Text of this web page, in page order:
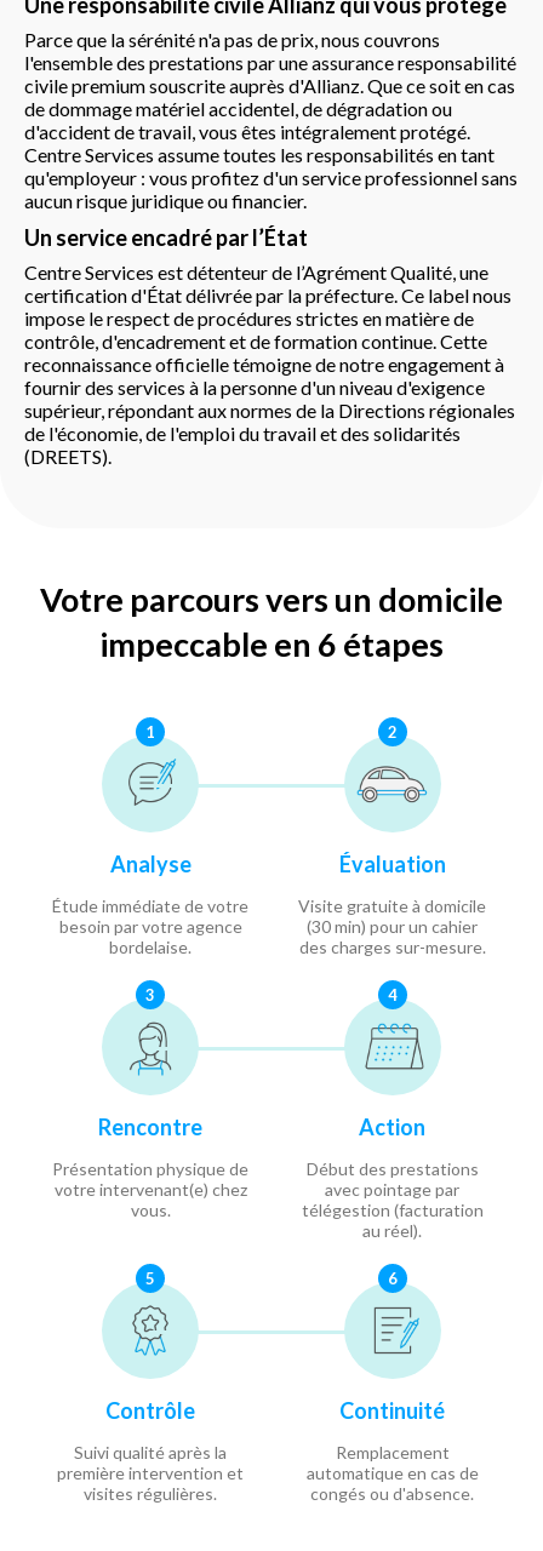
Parce que la sérénité n'a pas de prix, nous couvrons
l'ensemble des prestations par une assurance responsabilité
civile premium souscrite auprès d'Allianz. Que ce soit en cas
de dommage matériel accidentel, de dégradation ou
d'accident de travail, vous êtes intégralement protégé.
Centre Services assume toutes les responsabilités en tant
qu'employeur : vous profitez d'un service professionnel sans
aucun risque juridique ou financier.
Un service encadré par l’État
Centre Services est détenteur de l’Agrément Qualité, une
certification d'État délivrée par la préfecture. Ce label nous
impose le respect de procédures strictes en matière de
contrôle, d'encadrement et de formation continue. Cette
reconnaissance officielle témoigne de notre engagement à
fournir des services à la personne d'un niveau d'exigence
supérieur, répondant aux normes de la Directions régionales
de l'économie, de l'emploi du travail et des solidarités
(DREETS).
Votre parcours vers un domicile
impeccable en 6 étapes
1
Analyse
Étude immédiate de votre
besoin par votre agence
bordelaise.
2
Évaluation
Visite gratuite à domicile
(30 min) pour un cahier
des charges sur-mesure.
3
Rencontre
Présentation physique de
votre intervenant(e) chez
vous.
4
Action
Début des prestations
avec pointage par
télégestion (facturation
au réel).
5
Contrôle
Suivi qualité après la
première intervention et
visites régulières.
6
Continuité
Remplacement
automatique en cas de
congés ou d'absence.